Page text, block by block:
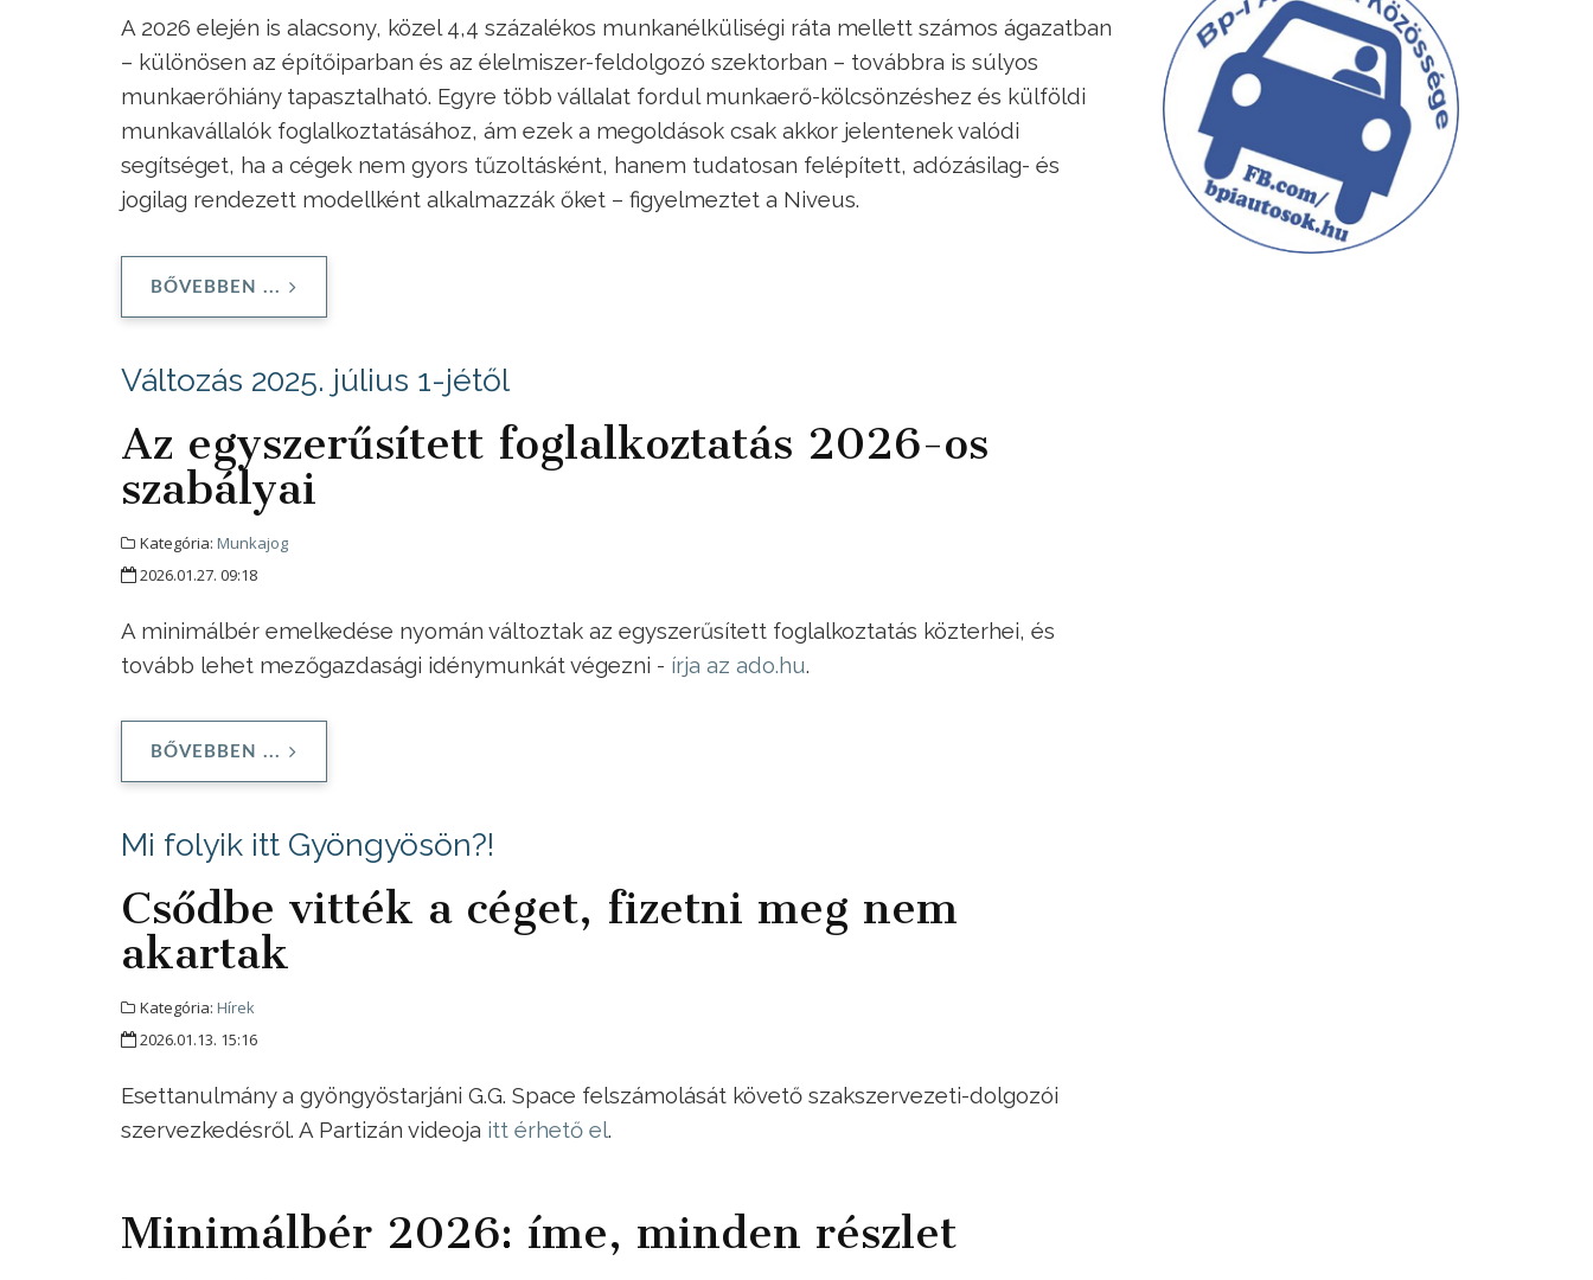
A 2026 elején is alacsony, közel 4,4 százalékos munkanélküliségi ráta mellett számos ágazatban
– különösen az építőiparban és az élelmiszer-feldolgozó szektorban – továbbra is súlyos
munkaerőhiány tapasztalható. Egyre több vállalat fordul munkaerő-kölcsönzéshez és külföldi
munkavállalók foglalkoztatásához, ám ezek a megoldások csak akkor jelentenek valódi
segítséget, ha a cégek nem gyors tűzoltásként, hanem tudatosan felépített, adózásilag- és
jogilag rendezett modellként alkalmazzák őket – figyelmeztet a Niveus.
BŐVEBBEN ...
Változás 2025. július 1-jétől
Az egyszerűsített foglalkoztatás 2026-os
szabályai
Kategória: Munkajog
2026.01.27. 09:18
A minimálbér emelkedése nyomán változtak az egyszerűsített foglalkoztatás közterhei, és
tovább lehet mezőgazdasági idénymunkát végezni - írja az ado.hu.
BŐVEBBEN ...
Mi folyik itt Gyöngyösön?!
Csődbe vitték a céget, fizetni meg nem
akartak
Kategória: Hírek
2026.01.13. 15:16
Esettanulmány a gyöngyöstarjáni G.G. Space felszámolását követő szakszervezeti-dolgozói
szervezkedésről. A Partizán videoja itt érhető el.
Minimálbér 2026: íme, minden részlet